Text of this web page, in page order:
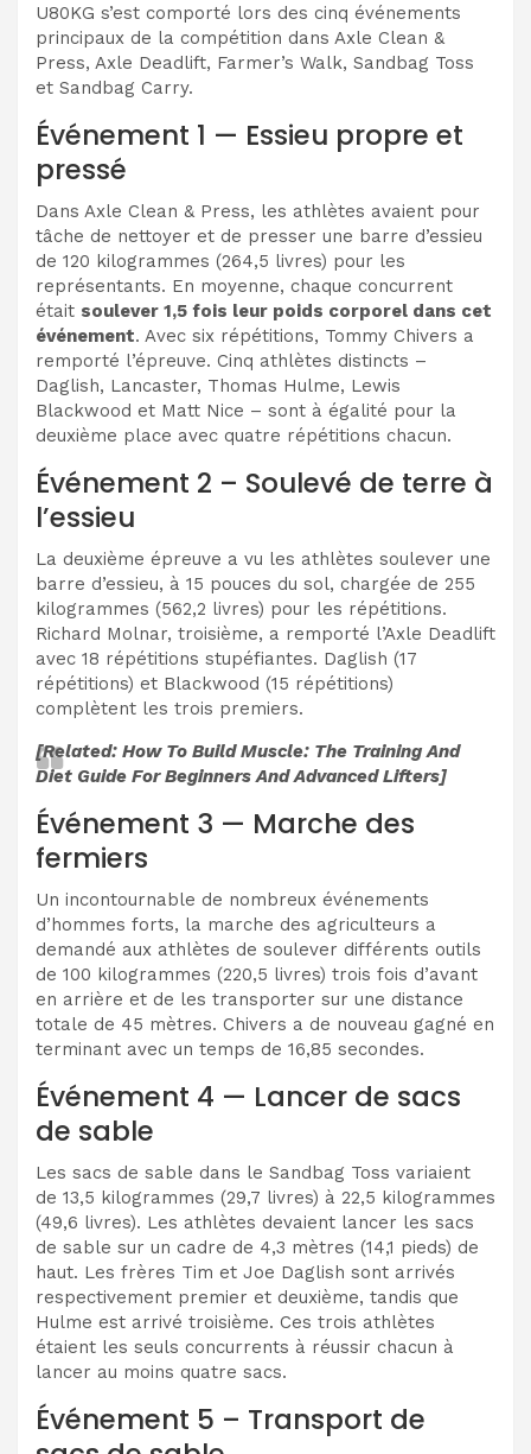
U80KG s’est comporté lors des cinq événements
principaux de la compétition dans Axle Clean &
Press, Axle Deadlift, Farmer’s Walk, Sandbag Toss
et Sandbag Carry.
Événement 1 — Essieu propre et
pressé
Dans Axle Clean & Press, les athlètes avaient pour
tâche de nettoyer et de presser une barre d’essieu
de 120 kilogrammes (264,5 livres) pour les
représentants. En moyenne, chaque concurrent
était soulever 1,5 fois leur poids corporel dans cet
événement. Avec six répétitions, Tommy Chivers a
remporté l’épreuve. Cinq athlètes distincts –
Daglish, Lancaster, Thomas Hulme, Lewis
Blackwood et Matt Nice – sont à égalité pour la
deuxième place avec quatre répétitions chacun.
Événement 2 – Soulevé de terre à
l’essieu
La deuxième épreuve a vu les athlètes soulever une
barre d’essieu, à 15 pouces du sol, chargée de 255
kilogrammes (562,2 livres) pour les répétitions.
Richard Molnar, troisième, a remporté l’Axle Deadlift
avec 18 répétitions stupéfiantes. Daglish (17
répétitions) et Blackwood (15 répétitions)
complètent les trois premiers.
[Related: How To Build Muscle: The Training And
Diet Guide For Beginners And Advanced Lifters]
Événement 3 — Marche des
fermiers
Un incontournable de nombreux événements
d’hommes forts, la marche des agriculteurs a
demandé aux athlètes de soulever différents outils
de 100 kilogrammes (220,5 livres) trois fois d’avant
en arrière et de les transporter sur une distance
totale de 45 mètres. Chivers a de nouveau gagné en
terminant avec un temps de 16,85 secondes.
Événement 4 — Lancer de sacs
de sable
Les sacs de sable dans le Sandbag Toss variaient
de 13,5 kilogrammes (29,7 livres) à 22,5 kilogrammes
(49,6 livres). Les athlètes devaient lancer les sacs
de sable sur un cadre de 4,3 mètres (14,1 pieds) de
haut. Les frères Tim et Joe Daglish sont arrivés
respectivement premier et deuxième, tandis que
Hulme est arrivé troisième. Ces trois athlètes
étaient les seuls concurrents à réussir chacun à
lancer au moins quatre sacs.
Événement 5 – Transport de